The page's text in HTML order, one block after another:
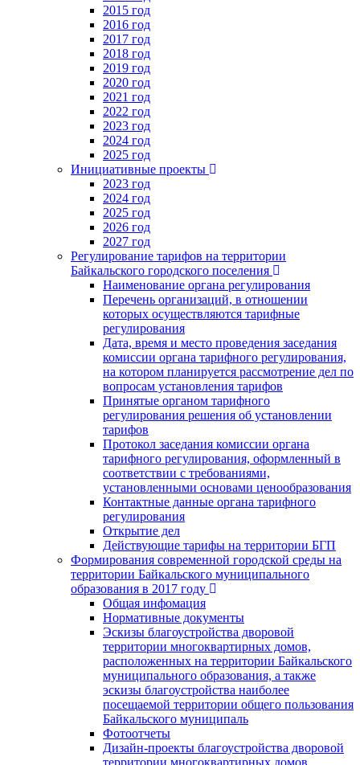
2015 год
2016 год
2017 год
2018 год
2019 год
2020 год
2021 год
2022 год
2023 год
2024 год
2025 год
Инициативные проекты
2023 год
2024 год
2025 год
2026 год
2027 год
Регулирование тарифов на территории
Байкальского городского поселения
Наименование органа регулирования
Перечень организаций, в отношении
которых осуществляются тарифные
регулирования
Дата, время и место проведения заседания
комиссии органа тарифного регулирования,
на котором планируется рассмотрение дел по
вопросам установления тарифов
Принятые органом тарифного
регулирования решения об установлении
тарифов
Протокол заседания комиссии органа
тарифного регулирования, оформленный в
соответствии с требованиями,
установленными основами ценообразования
Контактные данные органа тарифного
регулирования
Открытие дел
Действующие тарифы на территории БГП
Формирования современной городской среды на
территории Байкальского муниципального
образования в 2017 году
Общая инфомация
Нормативные документы
Эскизы благоустройства дворовой
территории многоквартирных домов,
расположенных на территории Байкальского
муниципального образования, а также
эскизы благоустройства наиболее
посещаемой территории общего пользования
Байкальского муниципаль
Фотоотчеты
Дизайн-проекты благоустройства дворовой
территории многоквартирных домов,